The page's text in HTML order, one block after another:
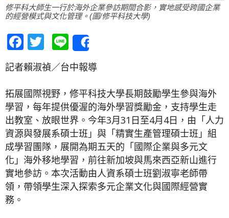
修平科大師生一行於海外企業參訪期間合影，實地感受跨國企業
的經營模式與文化管理。(圖/修平科技大學)
Facebook
Twitter
Line
記者賴淑禎／台中報導
拓展國際視野，修平科技大學長期鼓勵學生參與海外
學習，每年提供優渥的海外學習獎勵金，支持學生走
出教室、放眼世界。今年3月31日至4月4日，由「人力
資源與發展系碩士班」與「精實生產管理碩士班」組
成學習團隊，展開為期五天的「國際企業與多元文
化」海外移地學習，前往新加坡與馬來西亞新山進行
實地參訪。本次活動由人資系碩士班劉淑寧老師帶
領，帶領學生深入探索多元企業文化與國際經營實
務。